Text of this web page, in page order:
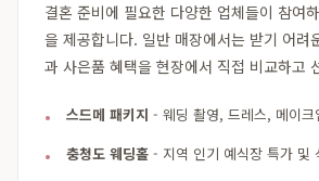
결혼 준비에 필요한 다양한 업체들이 참여
을 제공합니다. 일반 매장에서는 받기 어려
과 사은품 혜택을 현장에서 직접 비교하고
스드메 패키지 - 웨딩 촬영, 드레스, 메이크
충청도 웨딩홀 - 지역 인기 예식장 특가 및